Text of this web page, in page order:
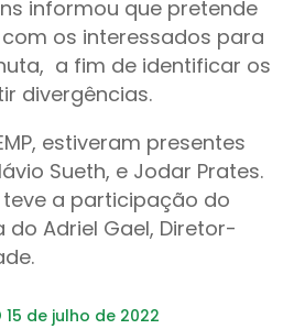
informou que pretende
os interessados para
a fim de identificar os
divergências.
estiveram presentes
Sueth, e Jodar Prates.
a participação do
do Adriel Gael, Diretor-
15 de julho de 2022